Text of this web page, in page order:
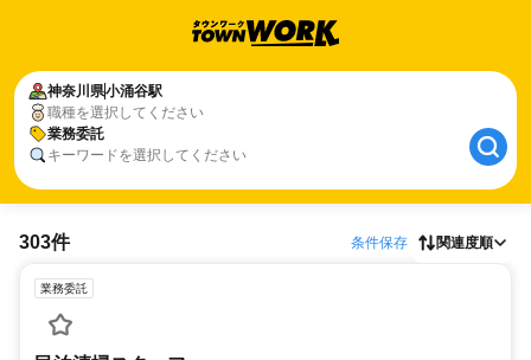
神奈川県小涌谷駅
職種を選択してください
業務委託
キーワードを選択してください
303件 条件保存 関連度順
業務委託